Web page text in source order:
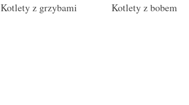
Kotlety z grzybami Kotlety z bobem